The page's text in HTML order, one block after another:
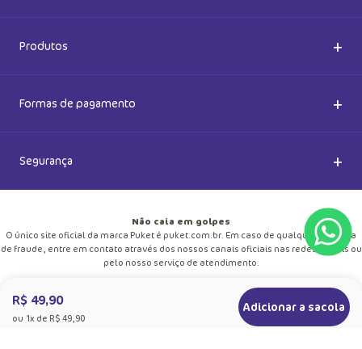
R$ 49,90
ou 1x de R$ 49,90
Adicionar a sacola
Meias do Bem
Seja um Franqueado
Cupom de desconto
Blog
Dúvidas Frequentes
Como comprar
Política de Privacidade
Produtos +
Acessórios
Meias
Moda Praia
Formas de pagamento +
Segurança +
Não caia em golpes
O único site oficial da marca Puket é puket.com.br. Em caso de qualquer suspeita
de fraude, entre em contato através dos nossos canais oficiais nas redes sociais ou
pelo nosso serviço de atendimento.
2025 Puket - Todos os Direitos Reservados.
Rod. Fernão Dias, S/N, KM 937, CD 200 - Extrema - MG, 37640-000